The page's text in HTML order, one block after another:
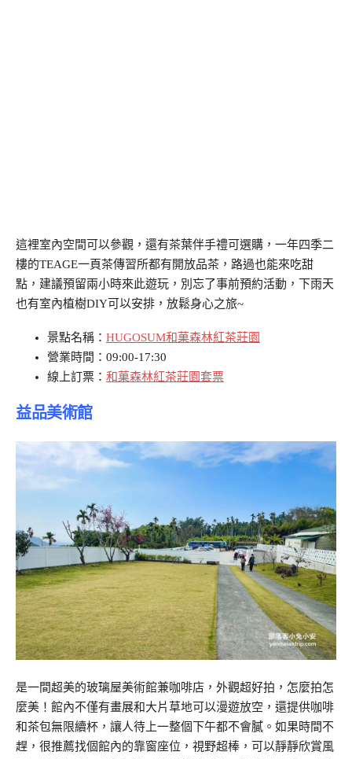
這裡室內空間可以參觀，還有茶葉伴手禮可選購，一年四季二
樓的TEAGE一頁茶傳習所都有開放品茶，路過也能來吃甜
點，建議預留兩小時來此遊玩，別忘了事前預約活動，下雨天
也有室內植樹DIY可以安排，放鬆身心之旅~
景點名稱： HUGOSUM和菓森林紅茶莊園
營業時間：09:00-17:30
線上訂票： 和菓森林紅茶莊園套票
益品美術館
是一間超美的玻璃屋美術館兼咖啡店，外觀超好拍，怎麼拍怎
麼美！館內不僅有畫展和大片草地可以漫遊放空，還提供咖啡
和茶包無限續杯，讓人待上一整個下午都不會膩。如果時間不
趕，很推薦找個館內的靠窗座位，視野超棒，可以靜靜欣賞風